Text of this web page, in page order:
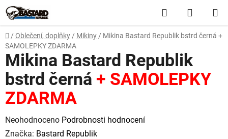
Přejít
na
obsah
Hledat
KOŠÍK
Domů
/ Oblečení, doplňky / Mikiny / Mikina Bastard Republik bstrd černá +
SAMOLEPKY ZDARMA
Mikina Bastard Republik
bstrd černá + SAMOLEPKY
ZDARMA
Průměrné
hodnocení
Neohodnoceno Podrobnosti hodnocení
Značka: Bastard Republik